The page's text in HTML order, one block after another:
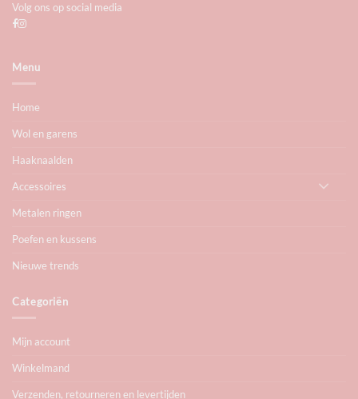
Volg ons op social media
Menu
Home
Wol en garens
Haaknaalden
Accessoires
Metalen ringen
Poefen en kussens
Nieuwe trends
Categoriën
Mijn account
Winkelmand
Verzenden, retourneren en levertijden